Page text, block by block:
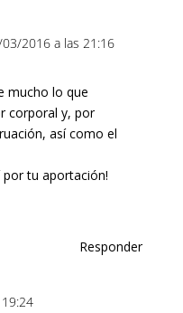
2016 a las 21:16
mucho lo que
corporal y, por
así como el
tu aportación!
Responder